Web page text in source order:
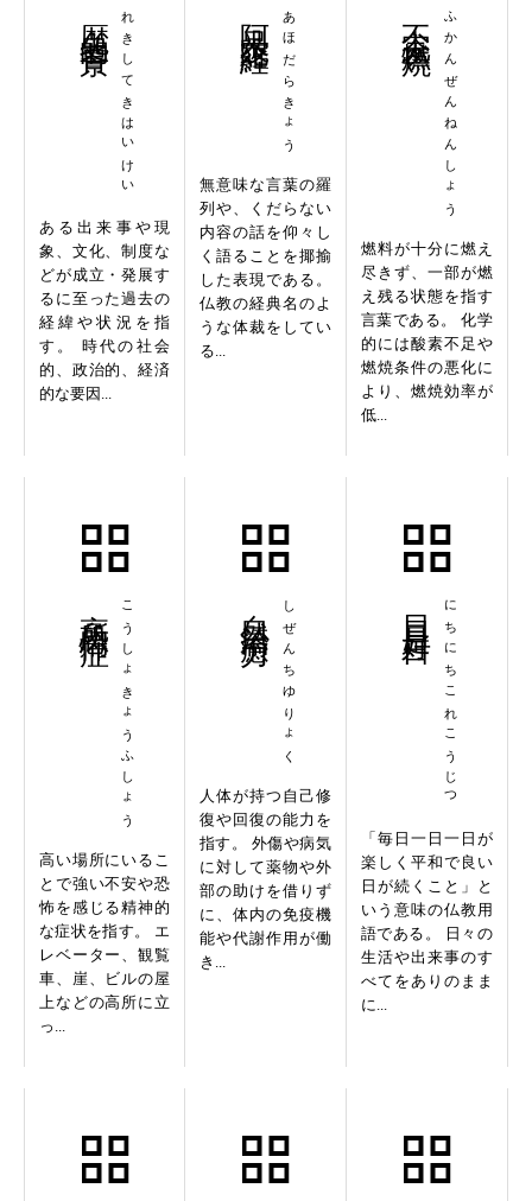
れきしてきはいけい
ある出来事や現
象、文化、制度な
どが成立・発展す
るに至った過去の
経緯や状況を指
す。 時代の社会
的、政治的、経済
的な要因...
あほだらきょう
阿呆陀羅経
無意味な言葉の羅
列や、くだらない
内容の話を仰々し
く語ることを揶揄
した表現である。
仏教の経典名のよ
うな体裁をしてい
る...
ふかんぜんねんしょう
不完全燃焼
燃料が十分に燃え
尽きず、一部が燃
え残る状態を指す
言葉である。 化学
的には酸素不足や
燃焼条件の悪化に
より、燃焼効率が
低...
こうしょきょうふしょう
高い場所にいるこ
とで強い不安や恐
怖を感じる精神的
な症状を指す。 エ
レベーター、観覧
車、崖、ビルの屋
上などの高所に立
っ...
しぜんちゆりょく
人体が持つ自己修
復や回復の能力を
指す。 外傷や病気
に対して薬物や外
部の助けを借りず
に、体内の免疫機
能や代謝作用が働
き...
にちにちこれこうじつ
「毎日一日一日が
楽しく平和で良い
日が続くこと」と
いう意味の仏教用
語である。 日々の
生活や出来事のす
べてをありのまま
に...